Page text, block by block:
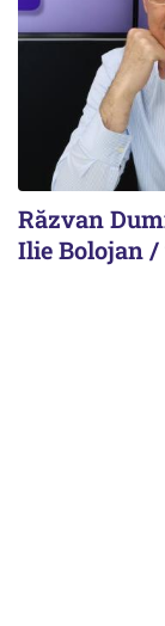
Răzvan
Ilie Bolojan /